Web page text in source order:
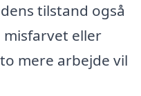
tilstand også
misfarvet eller
mere arbejde vil